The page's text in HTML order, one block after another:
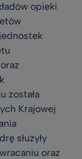
opieki
została
Krajowej
służyły
oraz